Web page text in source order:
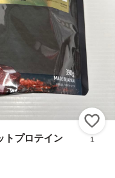
トプロテイン
1